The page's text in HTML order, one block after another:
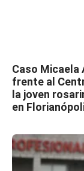
Caso Micaela
frente al
la joven
en